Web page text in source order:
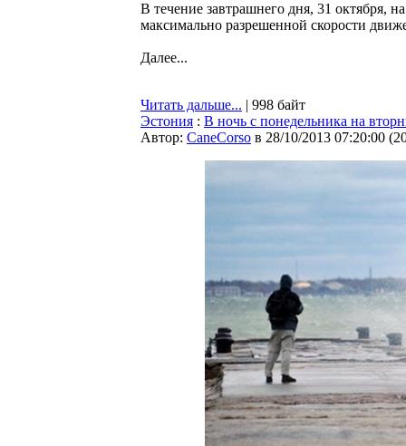
В течение завтрашнего дня, 31 октября,
максимально разрешенной скорости
Далее...
Читать дальше... | 998 байт
Эстония : В ночь с понедельника на
Автор: CaneCorso в 28/10/2013 07:20:00 (